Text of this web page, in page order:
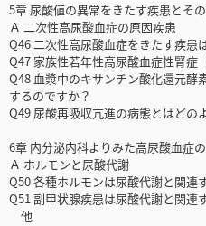
5章 尿酸値の異常をきたす疾患とそ
Ａ 二次性高尿酸血症の原因疾患
Q46 二次性高尿酸血症をきたす疾患
Q47 家族性若年性高尿酸血症性腎症
Q48 血漿中のキサンチン酸化還元酵
するのですか？
Q49 尿酸再吸収亢進の病態とはどの
6章 内分泌内科よりみた高尿酸血症
Ａ ホルモンと尿酸代謝
Q50 各種ホルモンは尿酸代謝と関連
Q51 副甲状腺疾患は尿酸代謝と関連
他